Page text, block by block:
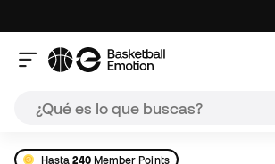
Hasta240Member Points